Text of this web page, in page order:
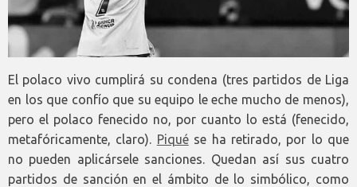
El polaco vivo cumplirá su condena (tres partidos de Liga
en los que confío que su equipo le eche mucho de menos),
pero el polaco fenecido no, por cuanto lo está (fenecido,
metafóricamente, claro). Piquése ha retirado, por lo que
no pueden aplicársele sanciones. Quedan así sus cuatro
partidos de sanción en el ámbito de lo simbólico, como